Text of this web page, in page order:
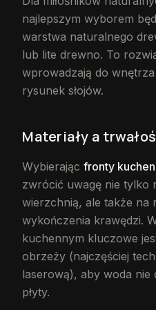
najlepszym wyborem
warstwa naturalnego
lub lite drewno. To
wprowadzają do
rysunek słojów.
Materiały a
Wybierając fronty
zwrócić uwagę nie tylko
wierzchnią, ale także na
wykończenia krawędzi.
kuchennym kluczowe
obrzeży (najczęściej
laserową), aby woda nie
płyty.